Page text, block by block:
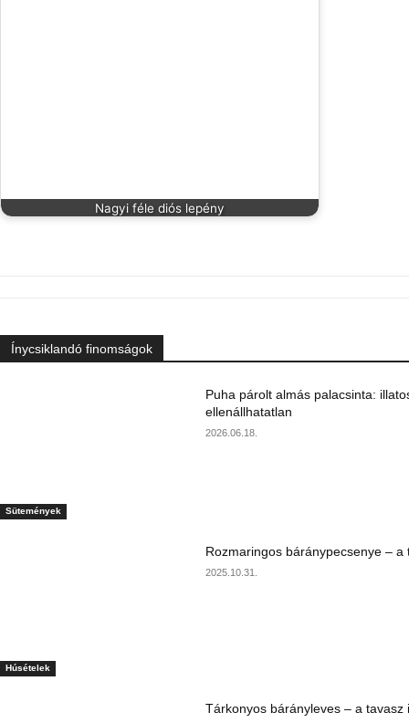
Nagyi féle diós lepény
Ínycsiklandó finomságok
Sütemények
Puha párolt almás palacsinta:
ellenállhatatlan
2026.06.18.
Húsételek
Rozmaringos báránypecsenye – a
2025.10.31.
Tárkonyos bárányleves – a tavasz